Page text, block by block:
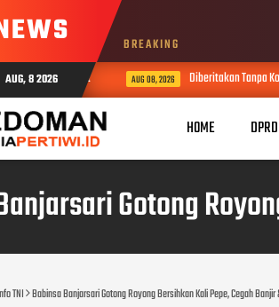
BREAKING
AUG, 8 2026
Masyarakat AUG 08, 2026 Diberitakan Tanpa
HOME
Gotong
TNI Babinsa Banjarsari Gotong Royong Bersihkan Kali Pepe, Cegah